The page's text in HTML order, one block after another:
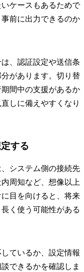
ケースもあるためで
前に出力できるのか
、認証設定や送信条
があります。切り替
間中の支援があるか
しに備えやすくなり
する
システム側の接続先
周知など、想像以上
目を向けると、将来
く使う可能性がある
ているか、設定情報
できるかを確認しま